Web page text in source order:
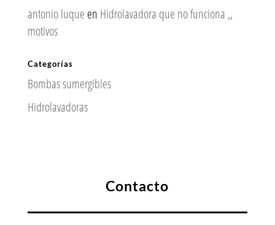
antonio luque en Hidrolavadora que no funciona ,,
motivos
Categorías
Bombas sumergibles
Hidrolavadoras
Contacto